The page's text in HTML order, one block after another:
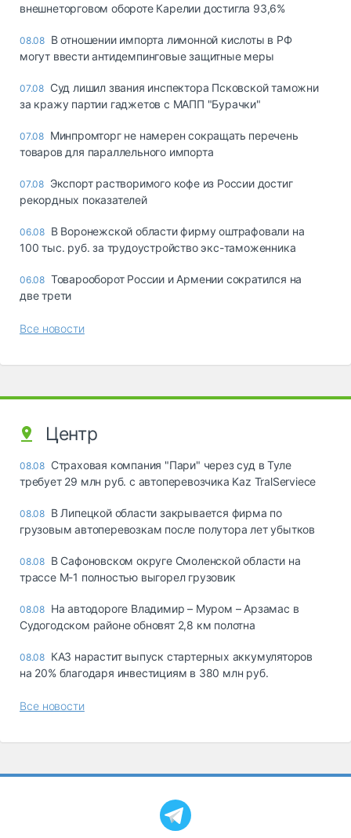
внешнеторговом обороте Карелии достигла 93,6%
08.08 В отношении импорта лимонной кислоты в РФ
могут ввести антидемпинговые защитные меры
07.08 Суд лишил звания инспектора Псковской таможни
за кражу партии гаджетов с МАПП "Бурачки"
07.08 Минпромторг не намерен сокращать перечень
товаров для параллельного импорта
07.08 Экспорт растворимого кофе из России достиг
рекордных показателей
06.08 В Воронежской области фирму оштрафовали на
100 тыс. руб. за трудоустройство экс-таможенника
06.08 Товарооборот России и Армении сократился на
две трети
Все новости
Центр
08.08 Страховая компания "Пари" через суд в Туле
требует 29 млн руб. с автоперевозчика Kaz TralServiece
08.08 В Липецкой области закрывается фирма по
грузовым автоперевозкам после полутора лет убытков
08.08 В Сафоновском округе Смоленской области на
трассе М-1 полностью выгорел грузовик
08.08 На автодороге Владимир – Муром – Арзамас в
Судогодском районе обновят 2,8 км полотна
08.08 КАЗ нарастит выпуск стартерных аккумуляторов
на 20% благодаря инвестициям в 380 млн руб.
Все новости